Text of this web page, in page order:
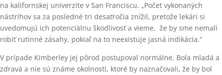
na kalifornskej univerzite v San Franciscu. „Počet vykonaných
nástrihov sa za posledné tri desaťročia znížil, pretože lekári si
uvedomujú ich potenciálnu škodlivosť a vieme, že by sme nemali
robiť rutinné zásahy, pokiaľ na to neexistuje jasná indikácia.“
V prípade Kimberley jej pôrod postupoval normálne. Bola mladá a
zdravá a nie sú známe okolnosti, ktoré by naznačovali, že by bol